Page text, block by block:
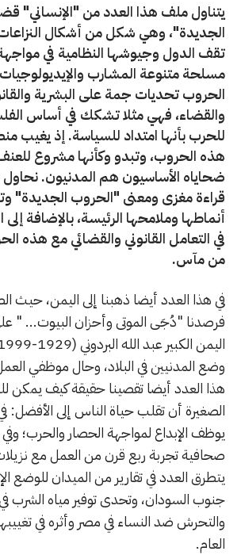
يتناول ملف هذا العدد من "الإنساني"
الجديدة"، وهي شكل من أشكال
تقف الدول وجيوشها النظامية في
مسلحة متنوعة المشارب
الحروب تحديات جمة على البشرية
والقضاء، فهي مثلا تشكك في أساس
للحرب بأنها امتداد للسياسة. إذ يغيب
هذه الحروب، وتبدو وكأنها مشروع
ضحاياه الأساسيون هم المدنيون.
قراءة مغزى ومعنى "الحروب الجديدة"
أنماطها وملامحها الرئيسة، بالإضافة
في التعامل القانوني والقضائي مع هذه
من مآس.
في هذا العدد أيضا ذهبنا إلى اليمن، حيث
فرصدنا "دُجَى الموتى وأحزان البيوت... "
وضع المدنيين في البلاد، وحال موظفي
هذا العدد أيضا تقصينا حقيقة كيف يمكن
الصغيرة أن تقلب حياة الناس إلى
يوظف الإبداع لمواجهة الحصار والحرب؛
صحافية تجربة ربع قرن من العمل مع
يتطرق العدد في تقارير من الميدان للوضع
جنوب السودان، وتحدى توفير مياه الشرب
والتحرش ضد النساء في مصر وأثره في
العام.